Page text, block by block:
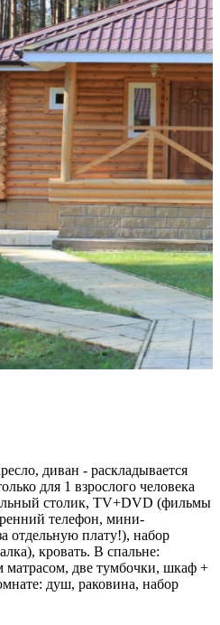
диван - раскладывается
для 1 взрослого человека
столик, TV+DVD (фильмы
телефон, мини-
отдельную плату!), набор
кровать. В спальне:
матрасом, две тумбочки, шкаф +
душ, раковина, набор